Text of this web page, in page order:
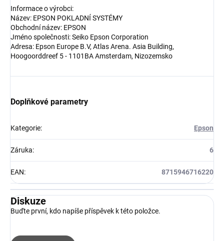
Informace o výrobci:
Název: EPSON POKLADNÍ SYSTÉMY
Obchodní název: EPSON
Jméno společnosti: Seiko Epson Corporation
Adresa: Epson Europe B.V, Atlas Arena. Asia Building,
Hoogoorddreef 5 - 1101BA Amsterdam, Nizozemsko
Doplňkové parametry
Kategorie: Epson
Záruka: 6
EAN: 8715946716220
Diskuze
Buďte první, kdo napíše příspěvek k této položce.